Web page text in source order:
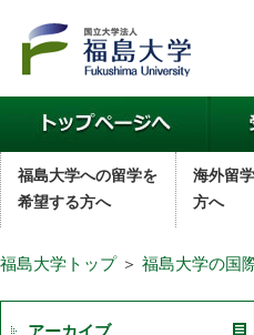
福島大学への留学を
希望する方へ
海外留
方へ
福島大学トップ＞ 福島大学の国